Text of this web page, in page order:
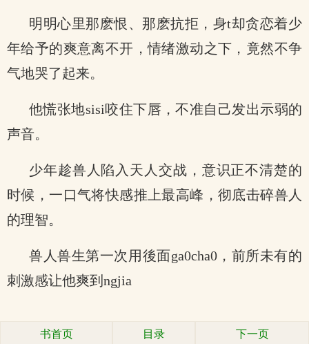
明明心里那麽恨、那麽抗拒，身t却贪恋着少
年给予的爽意离不开，情绪激动之下，竟然不争
气地哭了起来。
他慌张地sisi咬住下唇，不准自己发出示弱的
声音。
少年趁兽人陷入天人交战，意识正不清楚的
时候，一口气将快感推上最高峰，彻底击碎兽人
的理智。
兽人兽生第一次用後面ga0cha0，前所未有的
刺激感让他爽到ngjia
书首页 目录 下一页